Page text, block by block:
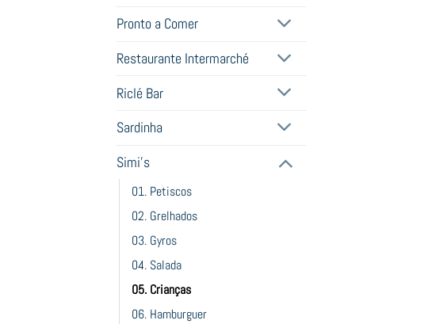
Pronto a Comer
Restaurante Intermarché
Riclé Bar
Sardinha
Simi's
01. Petiscos
02. Grelhados
03. Gyros
04. Salada
05. Crianças
06. Hamburguer